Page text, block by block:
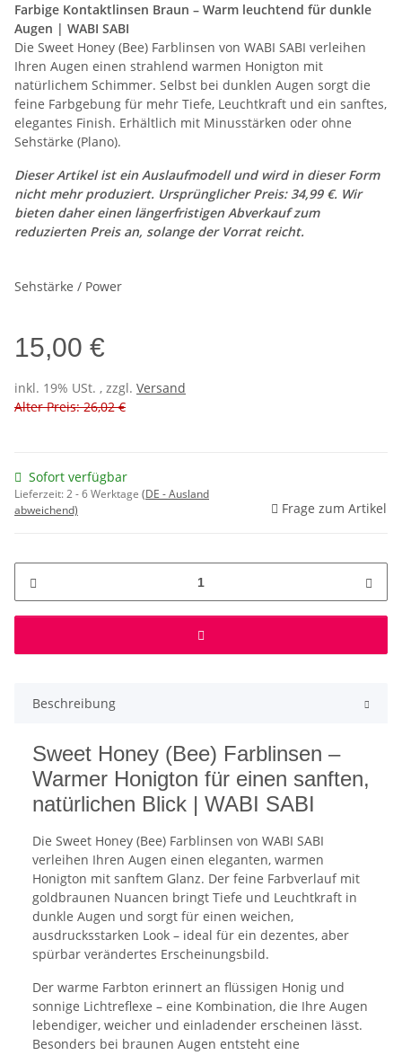
Farbige Kontaktlinsen Braun – Warm leuchtend für dunkle
Augen | WABI SABI
Die Sweet Honey (Bee) Farblinsen von WABI SABI verleihen
Ihren Augen einen strahlend warmen Honigton mit
natürlichem Schimmer. Selbst bei dunklen Augen sorgt die
feine Farbgebung für mehr Tiefe, Leuchtkraft und ein sanftes,
elegantes Finish. Erhältlich mit Minusstärken oder ohne
Sehstärke (Plano).
Dieser Artikel ist ein Auslaufmodell und wird in dieser Form
nicht mehr produziert. Ursprünglicher Preis: 34,99 €. Wir
bieten daher einen längerfristigen Abverkauf zum
reduzierten Preis an, solange der Vorrat reicht.
Sehstärke / Power
15,00 €
inkl. 19% USt. , zzgl. Versand
Alter Preis: 26,02 €
Sofort verfügbar
Lieferzeit:2 - 6 Werktage (DE - Ausland
abweichend)
Frage zum Artikel
Beschreibung
Sweet Honey (Bee) Farblinsen –
Warmer Honigton für einen sanften,
natürlichen Blick | WABI SABI
Die Sweet Honey (Bee) Farblinsen von WABI SABI
verleihen Ihren Augen einen eleganten, warmen
Honigton mit sanftem Glanz. Der feine Farbverlauf mit
goldbraunen Nuancen bringt Tiefe und Leuchtkraft in
dunkle Augen und sorgt für einen weichen,
ausdrucksstarken Look – ideal für ein dezentes, aber
spürbar verändertes Erscheinungsbild.
Der warme Farbton erinnert an flüssigen Honig und
sonnige Lichtreflexe – eine Kombination, die Ihre Augen
lebendiger, weicher und einladender erscheinen lässt.
Besonders bei braunen Augen entsteht eine